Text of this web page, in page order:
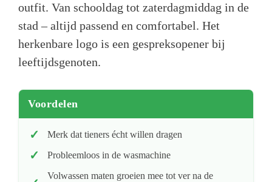
outfit. Van schooldag tot zaterdagmiddag in de
stad – altijd passend en comfortabel. Het
herkenbare logo is een gespreksopener bij
leeftijdsgenoten.
Voordelen
Merk dat tieners écht willen dragen
Probleemloos in de wasmachine
Volwassen maten groeien mee tot ver na de